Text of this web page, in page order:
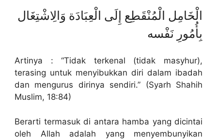
الْخَامِل الْمُنْقَطِع إِلَى الْعِبَادَة وَالِاشْتِغَال
بِأُمُورِ نَفْسه
Artinya : “Tidak terkenal (tidak masyhur),
terasing untuk menyibukkan diri dalam ibadah
dan mengurus dirinya sendiri.” (Syarh Shahih
Muslim, 18:84)
Berarti termasuk di antara hamba yang dicintai
oleh Allah adalah yang menyembunyikan